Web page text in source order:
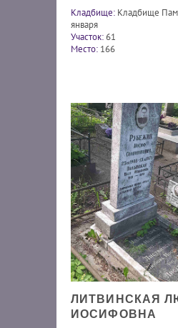
Кладбище: Кладбище
января
Участок:61
Место: 166
ЛИТВИНСКАЯ
ИОСИФОВНА